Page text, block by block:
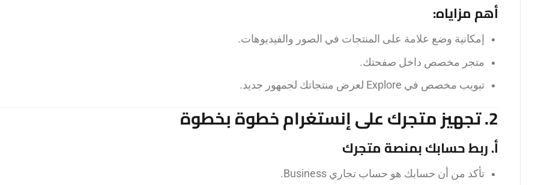
أهم مزاياه:
إمكانية وضع علامة على المنتجات في الصور والفيديوهات.
متجر مخصص داخل صفحتك.
تبويب مخصص في Explore لعرض منتجاتك لجمهور جديد.
2. تجهيز متجرك على إنستغرام خطوة بخطوة
أ. ربط حسابك بمنصة متجرك
تأكد من أن حسابك هو حساب تجاري Business.